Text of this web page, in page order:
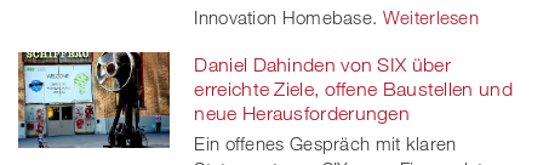
Innovation Homebase. Weiterlesen
Daniel Dahinden von SIX über
erreichte Ziele, offene Baustellen und
neue Herausforderungen
Ein offenes Gespräch mit klaren